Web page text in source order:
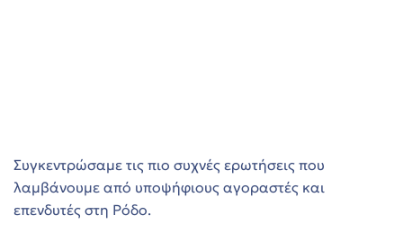
Συγκεντρώσαμε τις πιο συχνές ερωτήσεις που
λαμβάνουμε από υποψήφιους αγοραστές και
επενδυτές στη Ρόδο.